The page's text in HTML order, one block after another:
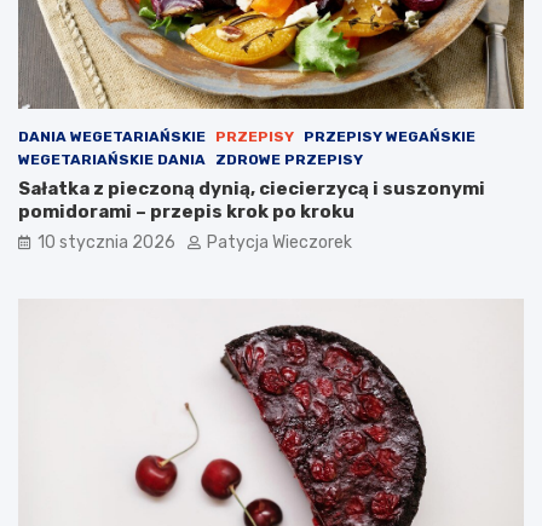
DANIA WEGETARIAŃSKIE PRZEPISY
PRZEPISY WEGAŃSKIE
WEGETARIAŃSKIE DANIA
ZDROWE PRZEPISY
Sałatka z pieczoną dynią, ciecierzycą i suszonymi
pomidorami – przepis krok po kroku
10 stycznia 2026 Patycja Wieczorek